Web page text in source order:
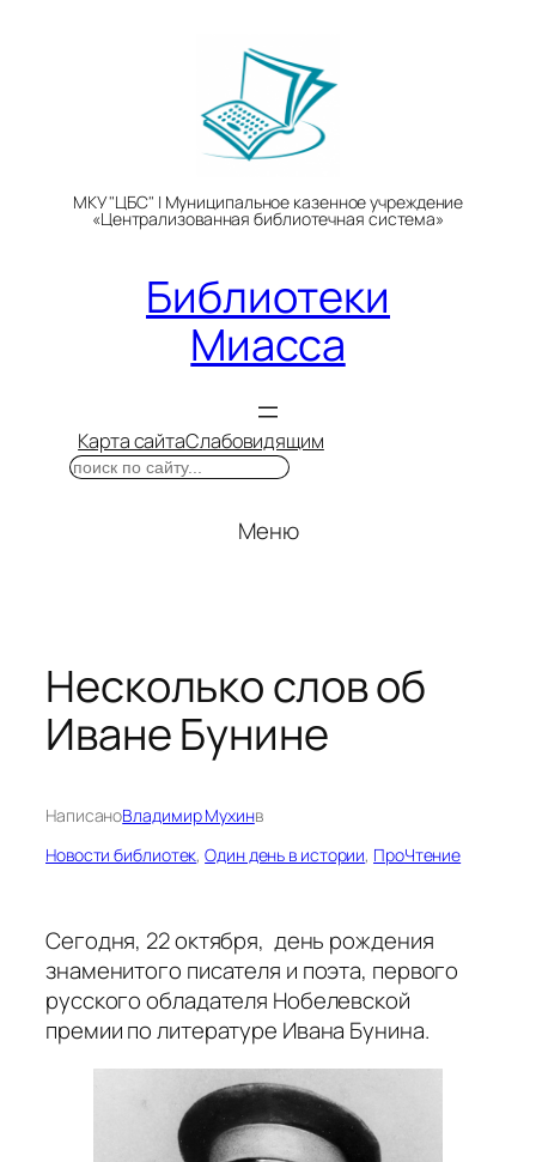
МКУ "ЦБС" | Муниципальное казенное учреждение
«Централизованная библиотечная система»
Библиотеки
Миасса
Карта сайтаСлабовидящим
Поиск
Меню
Несколько слов об
Иване Бунине
НаписаноВладимир Мухинв
Новости библиотек, Один день в истории, ПроЧтение
Сегодня, 22 октября, день рождения
знаменитого писателя и поэта, первого
русского обладателя Нобелевской
премии по литературе Ивана Бунина.